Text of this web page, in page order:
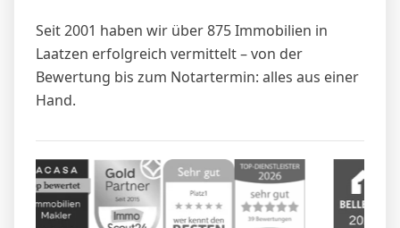
Seit 2001 haben wir über 875 Immobilien in
Laatzen erfolgreich vermittelt – von der
Bewertung bis zum Notartermin: alles aus einer
Hand.